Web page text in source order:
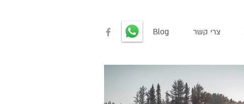
צרי קשר Blog